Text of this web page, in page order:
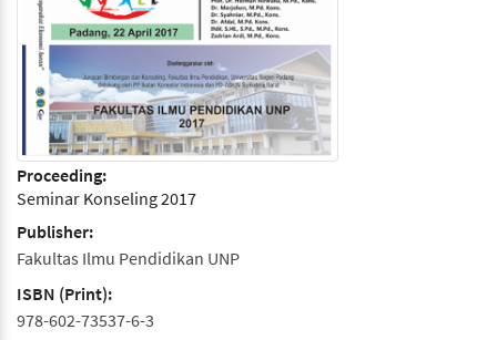
Proceeding:
Seminar Konseling 2017
Publisher:
Fakultas Ilmu Pendidikan UNP
ISBN (Print):
978-602-73537-6-3